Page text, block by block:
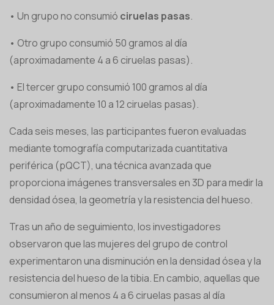
• Un grupo no consumió ciruelas pasas.
• Otro grupo consumió 50 gramos al día
(aproximadamente 4 a 6 ciruelas pasas).
• El tercer grupo consumió 100 gramos al día
(aproximadamente 10 a 12 ciruelas pasas).
Cada seis meses, las participantes fueron evaluadas
mediante tomografía computarizada cuantitativa
periférica (pQCT), una técnica avanzada que
proporciona imágenes transversales en 3D para medir la
densidad ósea, la geometría y la resistencia del hueso.
Tras un año de seguimiento, los investigadores
observaron que las mujeres del grupo de control
experimentaron una disminución en la densidad ósea y la
resistencia del hueso de la tibia. En cambio, aquellas que
consumieron al menos 4 a 6 ciruelas pasas al día